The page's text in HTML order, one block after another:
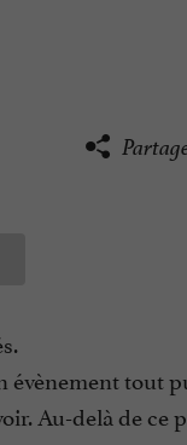
tout
Au-delà de ce